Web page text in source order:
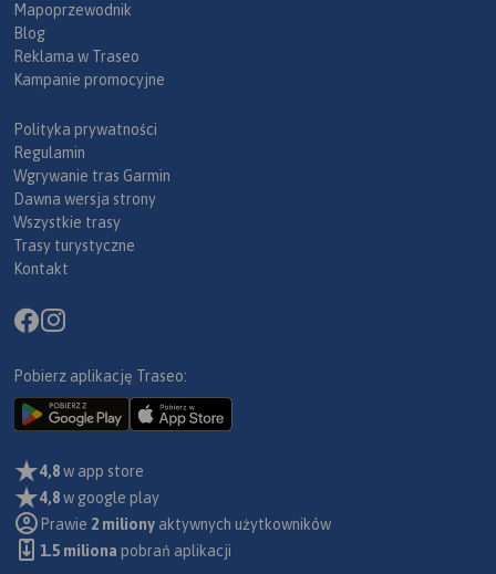
Mapoprzewodnik
Blog
Reklama w Traseo
Kampanie promocyjne
Polityka prywatności
Regulamin
Wgrywanie tras Garmin
Dawna wersja strony
Wszystkie trasy
Trasy turystyczne
Kontakt
Pobierz aplikację Traseo:
4,8w app store
4,8w google play
Prawie 2 miliony aktywnych użytkowników
1.5 miliona pobrań aplikacji